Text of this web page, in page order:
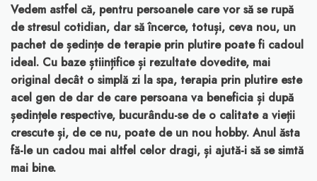
Vedem astfel că, pentru persoanele care vor să se rupă
de stresul cotidian, dar să încerce, totuși, ceva nou, un
pachet de ședințe de terapie prin plutire poate fi cadoul
ideal. Cu baze științifice și rezultate dovedite, mai
original decât o simplă zi la spa, terapia prin plutire este
acel gen de dar de care persoana va beneficia și după
ședințele respective, bucurându-se de o calitate a vieții
crescute și, de ce nu, poate de un nou hobby. Anul ăsta
fă-le un cadou mai altfel celor dragi, și ajută-i să se simtă
mai bine.